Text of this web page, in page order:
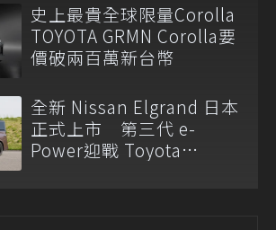
史上最貴全球限量Corolla
TOYOTA GRMN Corolla要
價破兩百萬新台幣
全新 Nissan Elgrand 日本
正式上市 第三代 e-
Power迎戰 Toyota